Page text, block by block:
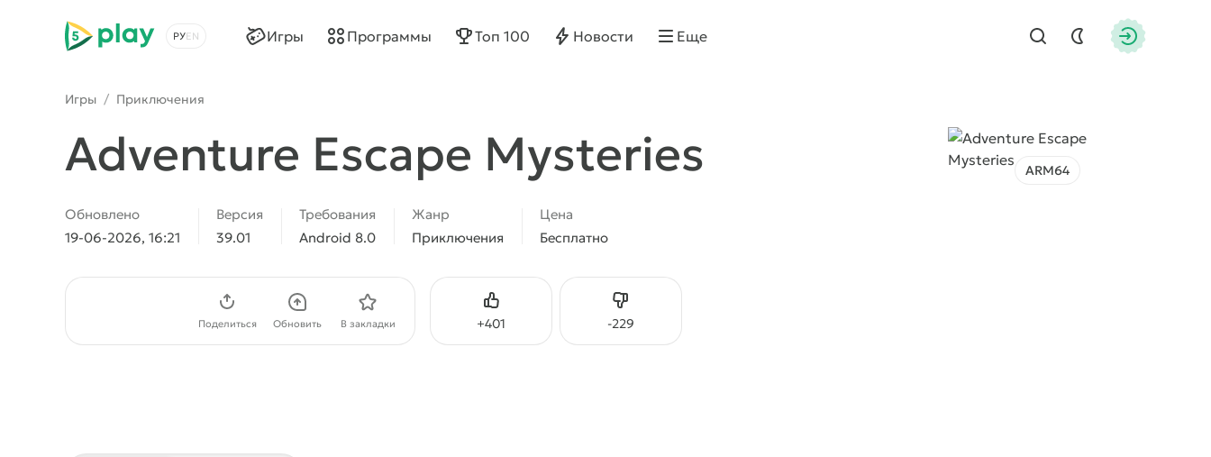
5play
Выбрать язык
Найти
Игры Программы Топ 100 Новости Еще
Игры / Приключения
Adventure Escape Mysteries ARM64
Обновлено
19-06-2026, 16:21
Версия
39.01
Требования
Android 8.0
Жанр
Приключения
Цена
Бесплатно
+401Нравится -229
Не нравится
Поделиться Обновить В закладки